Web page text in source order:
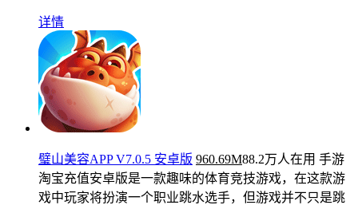
详情
璧山美容APP V7.0.5 安卓版 960.69M88.2万人在用 手游
淘宝充值安卓版是一款趣味的体育竞技游戏，在这款游
戏中玩家将扮演一个职业跳水选手，但游戏并不只是跳